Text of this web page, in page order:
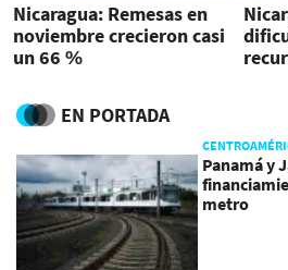
Nicaragua: Remesas en
noviembre crecieron casi
un 66 %
EN PORTADA
Panamá y
metro